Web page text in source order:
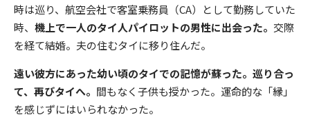
時は巡り、航空会社で客室乗務員（CA）として勤務していた
時、 機上で一人のタイ人パイロットの男性に出会った。 交際
を経て結婚。夫の住むタイに移り住んだ。
遠い彼方にあった幼い頃のタイでの記憶が蘇った。巡り合っ
て、再びタイへ。 間もなく子供も授かった。運命的な「縁」
を感じずにはいられなかった。